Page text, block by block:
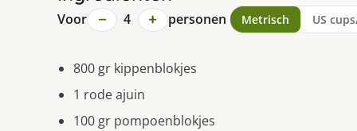
Voor − 4 + personen Metrisch US
800 gr kippenblokjes
1 rode ajuin
100 gr pompoenblokjes